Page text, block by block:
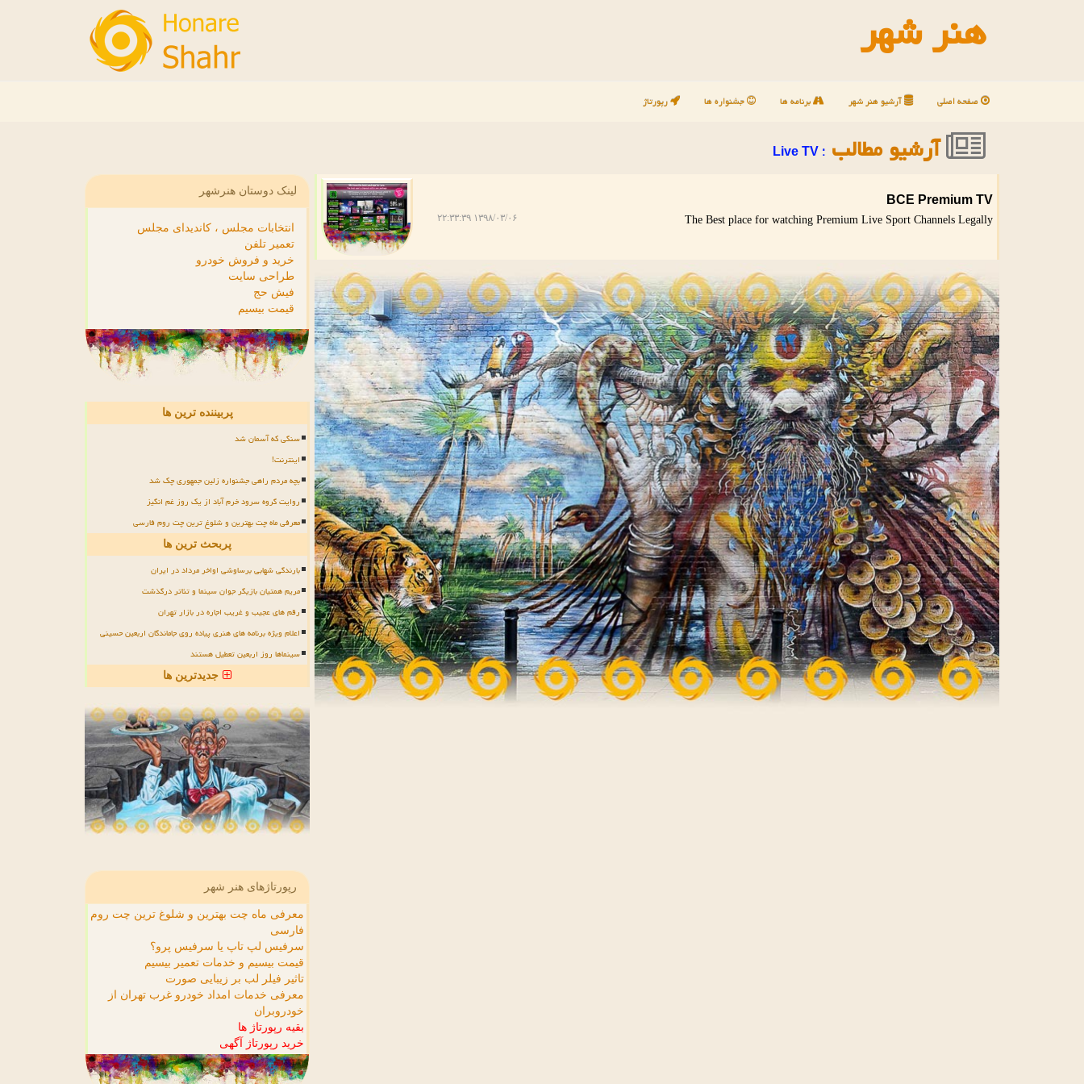
هنر شهر
صفحه اصلی آرشیو هنر شهر برنامه ها جشنواره ها رپورتاژ
آرشیو مطالب : Live TV
BCE Premium TV
The Best place for watching Premium Live Sport Channels Legally ۱۳۹۸/۰۳/۰۶ ۲۲:۳۳:۳۹
لینک دوستان هنرشهر
انتخابات مجلس ، کاندیدای مجلس
تعمیر تلفن
خرید و فروش خودرو
طراحی سایت
فیش حج
قیمت بیسیم
پربیننده ترین ها
سنگی که آسمان شد
اینترنت!
بچه مردم راهی جشنواره زلین جمهوری چک شد
روایت گروه سرود خرم آباد از یک روز غم انگیز
معرفی ماه چت بهترین و شلوغ ترین چت روم فارسی
پربحث ترین ها
بارندگی شهابی برساوشی اواخر مرداد در ایران
مریم همتیان بازیگر جوان سینما و تئاتر درگذشت
رقم های عجیب و غریب اجاره در بازار تهران
اعلام ویژه برنامه های هنری پیاده روی جاماندگان اربعین حسینی
سینماها روز اربعین تعطیل هستند
جدیدترین ها
رپورتاژهای هنر شهر
معرفی ماه چت بهترین و شلوغ ترین چت روم
فارسی
سرفیس لپ تاپ یا سرفیس پرو؟
قیمت بیسیم و خدمات تعمیر بیسیم
تاثیر فیلر لب بر زیبایی صورت
معرفی خدمات امداد خودرو غرب تهران از
خودروبران
بقیه رپورتاژ ها
خرید رپورتاژ آگهی